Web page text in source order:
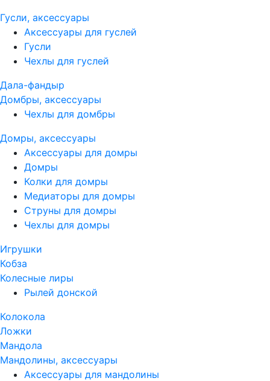
Гусли, аксессуары
Аксессуары для гуслей
Гусли
Чехлы для гуслей
Дала-фандыр
Домбры, аксессуары
Чехлы для домбры
Домры, аксессуары
Аксессуары для домры
Домры
Колки для домры
Медиаторы для домры
Струны для домры
Чехлы для домры
Игрушки
Кобза
Колесные лиры
Рылей донской
Колокола
Ложки
Мандола
Мандолины, аксессуары
Аксессуары для мандолины